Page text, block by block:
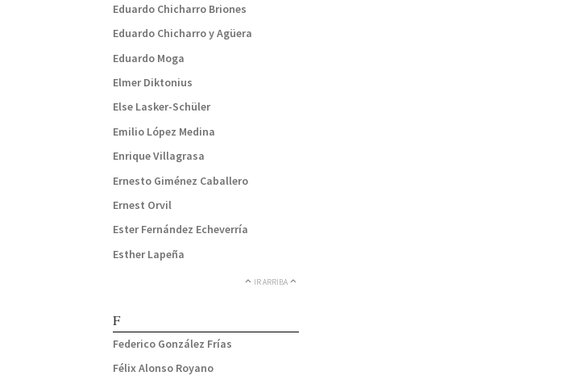
Eduardo Chicharro Briones
Eduardo Chicharro y Agüera
Eduardo Moga
Elmer Diktonius
Else Lasker-Schüler
Emilio López Medina
Enrique Villagrasa
Ernesto Giménez Caballero
Ernest Orvil
Ester Fernández Echeverría
Esther Lapeña
IR ARRIBA
F
Federico González Frías
Félix Alonso Royano